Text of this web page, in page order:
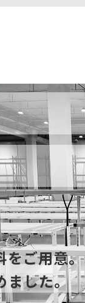
をご用意。
ました。